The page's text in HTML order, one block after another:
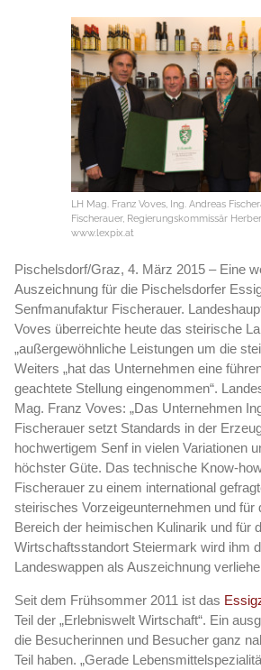
LH Mag. Franz Voves, Ing. Andreas
Fischerauer, Regierungskommissär
www.lexpix.at
Pischelsdorf/Graz, 4. März 2015 – Eine
Auszeichnung für die Pischelsdorfer
Senfmanufaktur Fischerauer.
Voves überreichte heute das steirische
„außergewöhnliche Leistungen um die
Weiters „hat das Unternehmen eine
geachtete Stellung eingenommen“.
Mag. Franz Voves: „Das Unternehmen
Fischerauer setzt Standards in der
hochwertigem Senf in vielen Variationen
höchster Güte. Das technische Know-
Fischerauer zu einem international
steirisches Vorzeigeunternehmen und für
Bereich der heimischen Kulinarik und für
Wirtschaftsstandort Steiermark wird ihm
Landeswappen als Auszeichnung
Seit dem Frühsommer 2011 ist das
Teil der „Erlebniswelt Wirtschaft“. Ein
die Besucherinnen und Besucher ganz
Teil haben. „Gerade